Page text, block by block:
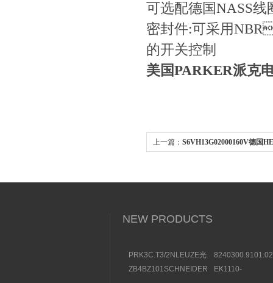
可选配德国NASS线
密封件:可采用
的开关控制
美国PARKER派克
上一篇： S6VH13G02000160V德国
NEW PRODUCTS
PRK3C.T3/2NLEUZE光
电传感器50136257效果
装BUSCHJOST
ZB4BZ101SCHNEIDER
EK1110-